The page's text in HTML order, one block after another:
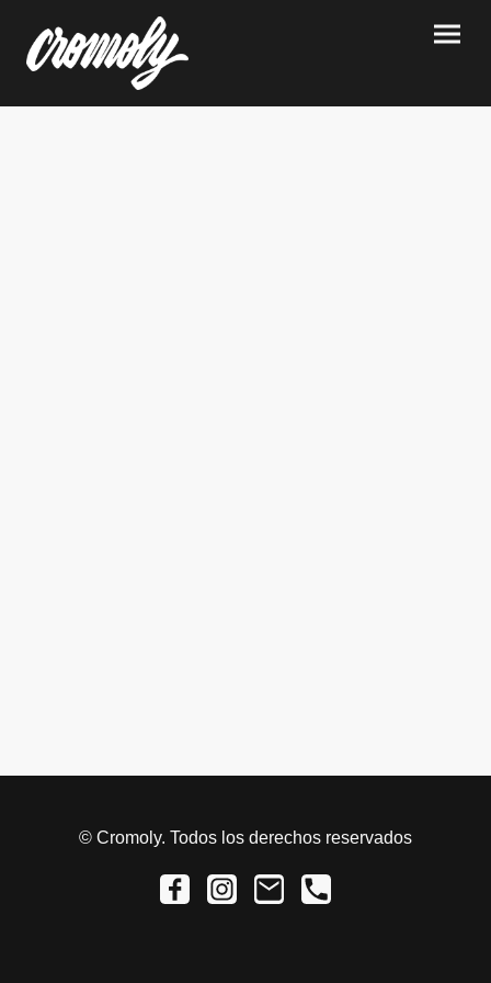
© Cromoly. Todos los derechos reservados